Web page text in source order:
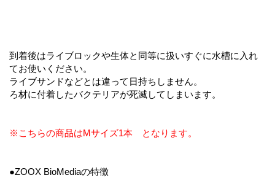
到着後はライブロックや生体と同等に扱いすぐに水槽に入れ
てお使いください。
ライブサンドなどとは違って日持ちしません。
ろ材に付着したバクテリアが死滅してしまいます。
※こちらの商品はMサイズ1本 となります。
●ZOOX BioMediaの特徴